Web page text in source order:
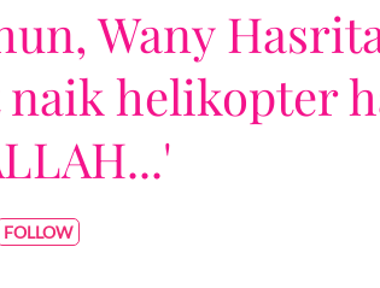
Wany
naik helikopter